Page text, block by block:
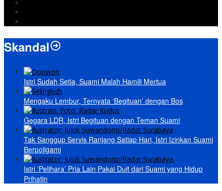
Skandal
Istri Sudah Setia, Suami Malah Hamili Mertua
Mengaku Lembur, Ternyata ‘Begituan’ dengan Bos
Gegara LDR, Istri Begituan dengan Teman Suami
Tak Sanggup Servis Ranjang Satiap Hari, Istri Izinkan Suami
Berpoligami
Istri ‘Pelihara’ Pria Lain Pakai Duit dari Suami yang Hidup
Prihatin